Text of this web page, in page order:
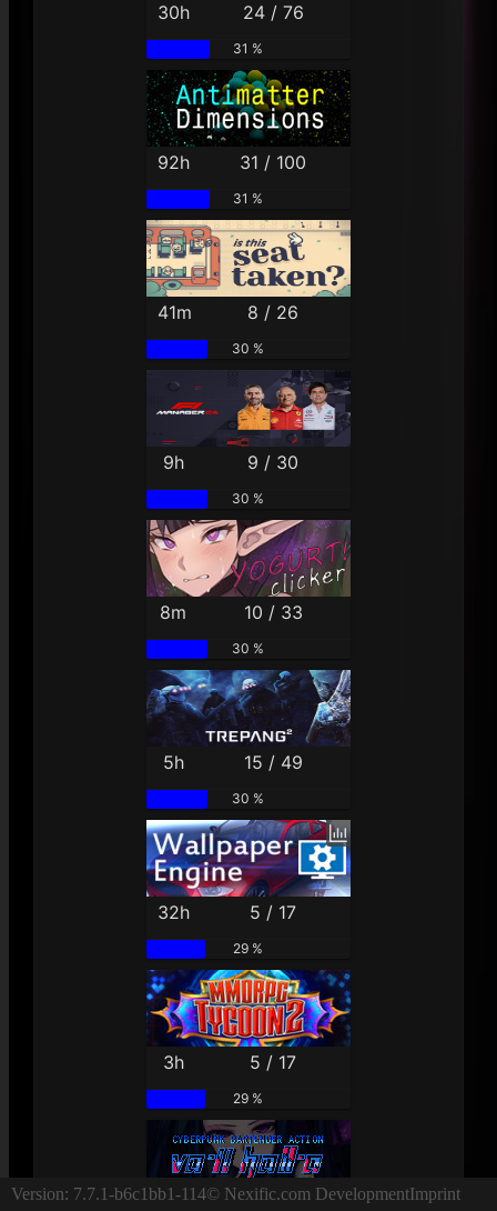
30h 24 / 76
31 %
92h 31 / 100
31 %
41m 8 / 26
30 %
9h 9 / 30
30 %
8m 10 / 33
30 %
5h 15 / 49
30 %
32h 5 / 17
29 %
3h 5 / 17
29 %
Version: 7.7.1-b6c1bb1-114© Nexific.com DevelopmentImprint